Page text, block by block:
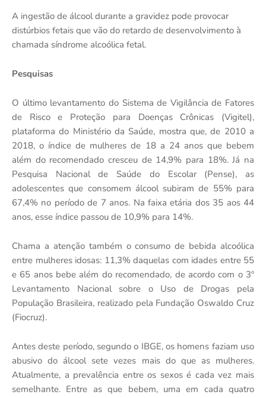
A ingestão de álcool durante a gravidez pode provocar
distúrbios fetais que vão do retardo de desenvolvimento à
chamada síndrome alcoólica fetal.
Pesquisas
O último levantamento do Sistema de Vigilância de Fatores
de Risco e Proteção para Doenças Crônicas (Vigitel),
plataforma do Ministério da Saúde, mostra que, de 2010 a
2018, o índice de mulheres de 18 a 24 anos que bebem
além do recomendado cresceu de 14,9% para 18%. Já na
Pesquisa Nacional de Saúde do Escolar (Pense), as
adolescentes que consomem álcool subiram de 55% para
67,4% no período de 7 anos. Na faixa etária dos 35 aos 44
anos, esse índice passou de 10,9% para 14%.
Chama a atenção também o consumo de bebida alcoólica
entre mulheres idosas: 11,3% daquelas com idades entre 55
e 65 anos bebe além do recomendado, de acordo com o 3º
Levantamento Nacional sobre o Uso de Drogas pela
População Brasileira, realizado pela Fundação Oswaldo Cruz
(Fiocruz).
Antes deste período, segundo o IBGE, os homens faziam uso
abusivo do álcool sete vezes mais do que as mulheres.
Atualmente, a prevalência entre os sexos é cada vez mais
semelhante. Entre as que bebem, uma em cada quatro